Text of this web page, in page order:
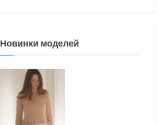
Новинки моделей